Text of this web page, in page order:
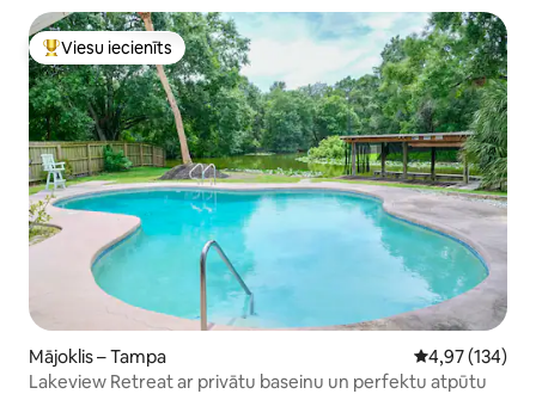
Populārs viesu iecienīts mājoklis
Viesu iecienīts
Mājoklis – Tampa Vidējais
4,97 (134)
Lakeview Retreat ar privātu baseinu un perfektu atpūtu